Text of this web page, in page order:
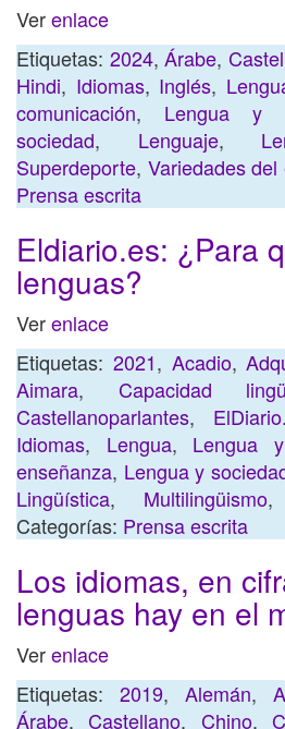
Verenlace
Etiquetas: 2024,Árabe,
Hindi, Idiomas, Inglés,
comunicación, Lengua y
sociedad, Lenguaje,
Superdeporte, Variedades del
Prensa escrita
Eldiario.es: ¿Para
lenguas?
Verenlace
Etiquetas: 2021, Acadio,
Aimara, Capacidad
Castellanoparlantes,
Idiomas, Lengua, Lengua
enseñanza, Lengua y
Lingüística, Multilingüismo
Categorías: Prensa escrita
Los idiomas, en
lenguas hay en el
Verenlace
Etiquetas: 2019, Alemán,
Árabe,Castellano, Chino,